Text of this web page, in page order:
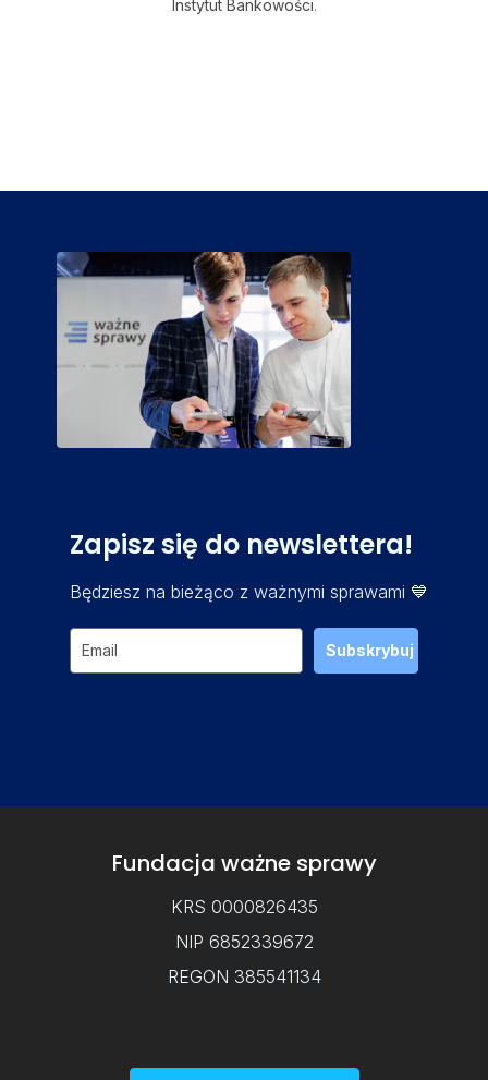
Instytut Bankowości.
Zapisz się do newslettera!
Będziesz na bieżąco z ważnymi sprawami 💙
Subskrybuj
Fundacja ważne sprawy
KRS 0000826435
NIP 6852339672
REGON 385541134